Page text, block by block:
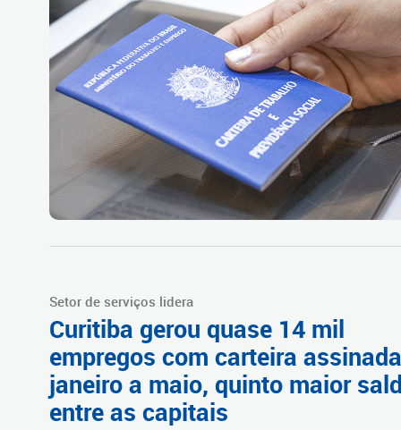
Setor de serviços lidera
Curitiba gerou quase 14 mil
empregos com carteira
janeiro a maio, quinto maior
entre as capitais